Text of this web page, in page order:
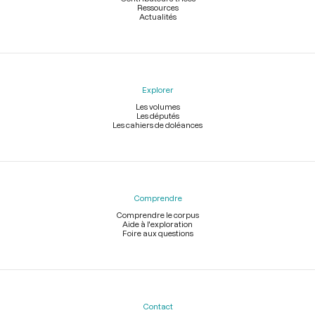
Ressources
Actualités
Explorer
Les volumes
Les députés
Les cahiers de doléances
Comprendre
Comprendre le corpus
Aide à l'exploration
Foire aux questions
Contact